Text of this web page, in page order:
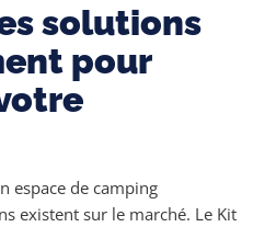
solutions
pour
espace de camping
existent sur le marché. Le Kit